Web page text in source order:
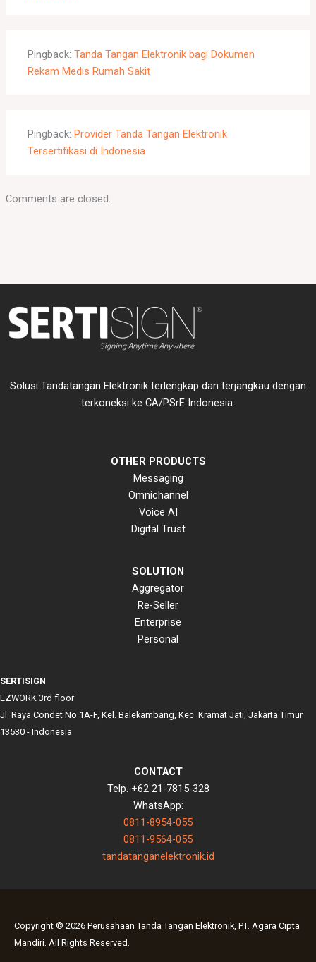
Pingback:Tanda Tangan Elektronik bagi Dokumen
Rekam Medis Rumah Sakit
Pingback:Provider Tanda Tangan Elektronik
Tersertifikasi di Indonesia
Comments are closed.
Solusi Tandatangan Elektronik terlengkap dan terjangkau dengan
terkoneksi ke CA/PSrE Indonesia.
OTHER PRODUCTS
Messaging
Omnichannel
Voice AI
Digital Trust
SOLUTION
Aggregator
Re-Seller
Enterprise
Personal
SERTISIGN
EZWORK 3rd floor
Jl. Raya Condet No.1A-F, Kel. Balekambang, Kec. Kramat Jati, Jakarta Timur
13530 - Indonesia
CONTACT
Telp. +62 21-7815-328
WhatsApp:
0811-8954-055
0811-9564-055
tandatanganelektronik.id
Copyright © 2026 Perusahaan Tanda Tangan Elektronik, PT. Agara Cipta
Mandiri. All Rights Reserved.